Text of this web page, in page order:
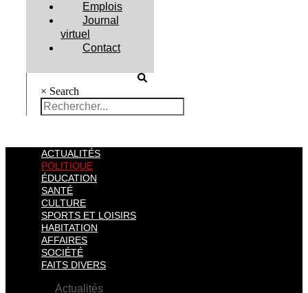
Emplois
Journal
virtuel
Contact
× Search
ACTUALITÉS
POLITIQUE
ÉDUCATION
SANTÉ
CULTURE
SPORTS ET LOISIRS
HABITATION
AFFAIRES
SOCIÉTÉ
FAITS DIVERS
Actualités